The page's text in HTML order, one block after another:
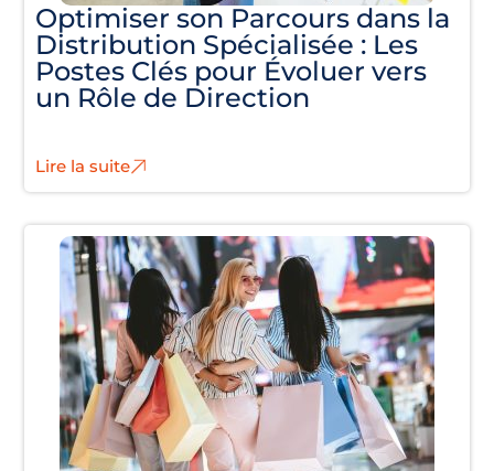
Optimiser son Parcours dans la
Distribution Spécialisée : Les
Postes Clés pour Évoluer vers
un Rôle de Direction
Lire la suite